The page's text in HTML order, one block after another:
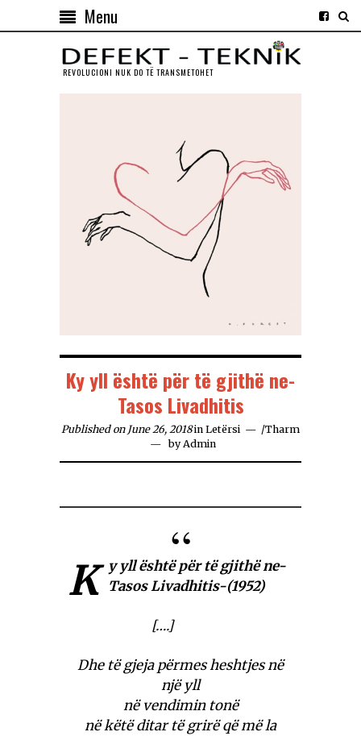
Menu
REVOLUCIONI NUK DO TЁ TRANSMETOHET
Ky yll është për të gjithë ne-
Tasos Livadhitis
Published on June 26, 2018 in Letërsi /Tharm
byAdmin
K
y yll është për të gjithë ne-
Tasos Livadhitis-(1952)
[….]
Dhe të gjeja përmes heshtjes në
një yll
në vendimin tonë
në këtë ditar të grirë që më la